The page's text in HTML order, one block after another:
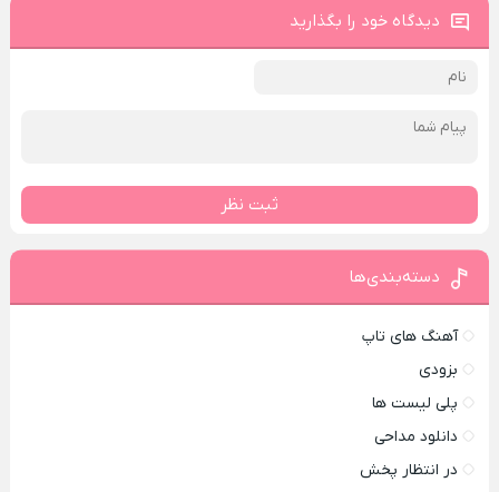
دیدگاه خود را بگذارید
ثبت نظر
دسته‌بندی‌ها
آهنگ های تاپ
بزودی
پلی لیست ها
دانلود مداحی
در انتظار پخش